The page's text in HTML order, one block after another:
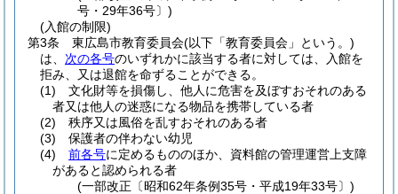
号・29年36号〕)
(入館の制限)
第3条
東広島市教育委員会(以下「教育委員会」という。)
は、 次の各号のいずれかに該当する者に対しては、入館を
拒み、又は退館を命ずることができる。
(1)
文化財等を損傷し、他人に危害を及ぼすおそれのある
者又は他人の迷惑になる物品を携帯している者
(2)
秩序又は風俗を乱すおそれのある者
(3)
保護者の伴わない幼児
(4)
前各号に定めるもののほか、資料館の管理運営上支障
があると認められる者
(一部改正〔昭和62年条例35号・平成19年33号〕)